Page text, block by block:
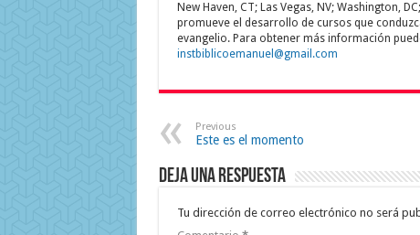
New Haven, CT; Las Vegas, NV; Washington,
promueve el desarrollo de cursos que
evangelio. Para obtener más información
instbiblicoemanuel@gmail.com
Previous
Este es el momento
Deja una respuesta
Tu dirección de correo electrónico no será